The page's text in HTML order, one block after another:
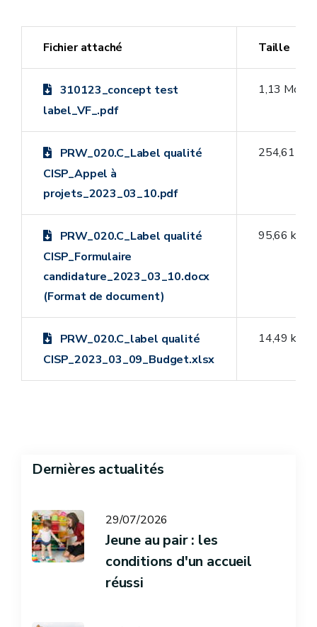
Fichier attaché Taille
310123_concept test
label_VF_.pdf
1,13 Mo
PRW_020.C_Label qualité
CISP_Appel à
projets_2023_03_10.pdf
254,61 ko
PRW_020.C_Label qualité
CISP_Formulaire
candidature_2023_03_10.docx
(Format de document)
95,66 ko
PRW_020.C_label qualité
CISP_2023_03_09_Budget.xlsx
14,49 ko
Dernières actualités
29/07/2026
Jeune au pair : les
conditions d'un accueil
réussi